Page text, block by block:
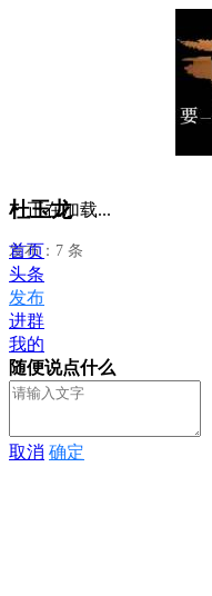
杜玉龙
发布：7 条
正在加载...
首页
头条
发布
进群
我的
随便说点什么
取消 确定